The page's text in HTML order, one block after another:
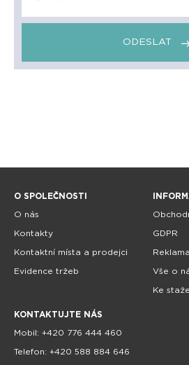
ODESLAT
O SPOLEČNOSTI
O nás
Kontakty
Kontaktní místa a prodejci
Evidence tržeb
GDPR
Vše o
Ke
KONTAKTUJTE NÁS
Mobil: +420 776 444 460
Telefon: +420 588 884 646